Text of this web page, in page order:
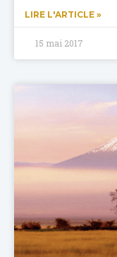
LIRE L'ARTICLE »
15 mai 2017